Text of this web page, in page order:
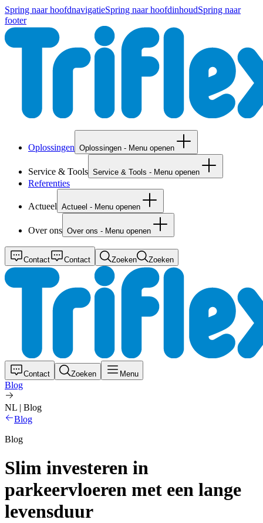
Spring naar hoofdnavigatieSpring naar hoofdinhoudSpring naar
footer
Oplossingen Oplossingen - Menu openen
Service & Tools Service & Tools - Menu openen
Referenties
Actueel Actueel - Menu openen
Over ons Over ons - Menu openen
Contact Contact Zoeken Zoeken
Contact Zoeken Menu
Blog
NL | Blog
Blog
Blog
Slim investeren in
parkeervloeren met een lange
levensduur